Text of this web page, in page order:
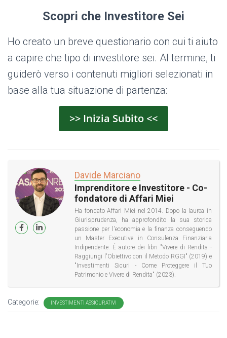
Scopri che Investitore Sei
Ho creato un breve questionario con cui ti aiuto
a capire che tipo di investitore sei. Al termine, ti
guiderò verso i contenuti migliori selezionati in
base alla tua situazione di partenza:
>> Inizia Subito <<
Davide Marciano
Imprenditore e Investitore - Co-
fondatore di Affari Miei
Ha fondato Affari Miei nel 2014. Dopo la laurea in
Giurisprudenza, ha approfondito la sua storica
passione per l'economia e la finanza conseguendo
un Master Executive in Consulenza Finanziaria
Indipendente. É autore dei libri "Vivere di Rendita -
Raggiungi l'Obiettivo con il Metodo RGGI" (2019) e
"Investimenti Sicuri - Come Proteggere il Tuo
Patrimonio e Vivere di Rendita" (2023).
Categorie: INVESTIMENTI ASSICURATIVI